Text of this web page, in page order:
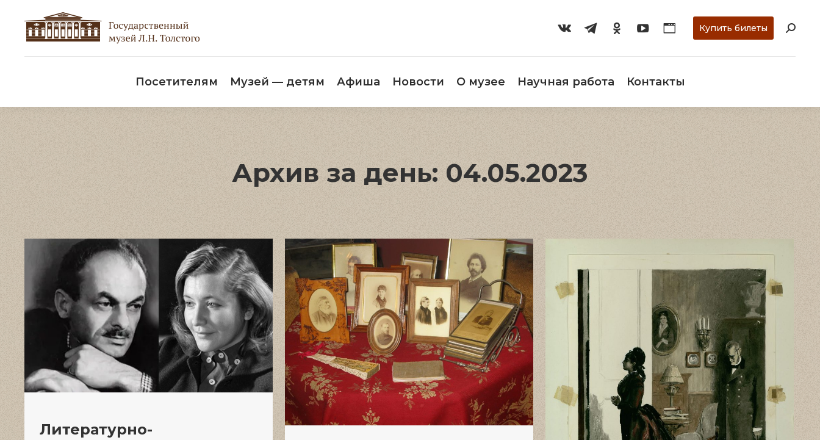
Купить билеты
Посетителям Музей — детям Афиша Новости О музее Научная работа Контакты
Архив за день: 04.05.2023
Литературно-
О музее Научная работа Контакты